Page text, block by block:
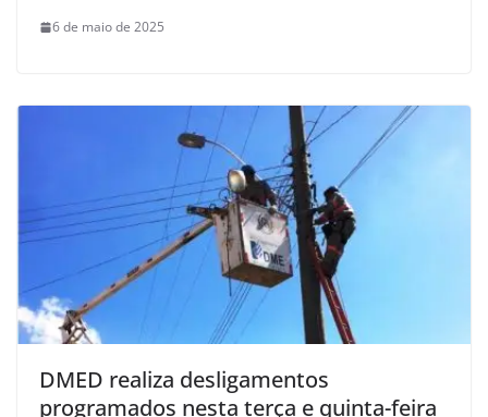
6 de maio de 2025
DMED realiza desligamentos
programados nesta terça e quinta-feira